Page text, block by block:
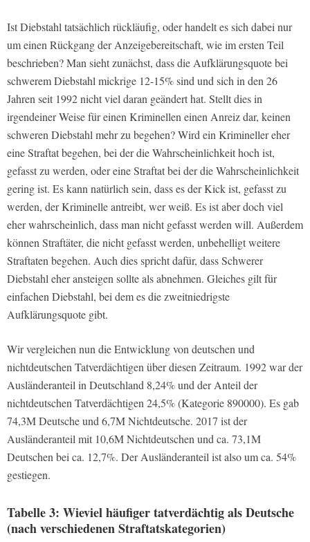
Ist Diebstahl tatsächlich rückläufig, oder handelt es sich dabei nur
um einen Rückgang der Anzeigebereitschaft, wie im ersten Teil
beschrieben? Man sieht zunächst, dass die Aufklärungsquote bei
schwerem Diebstahl mickrige 12-15% sind und sich in den 26
Jahren seit 1992 nicht viel daran geändert hat. Stellt dies in
irgendeiner Weise für einen Kriminellen einen Anreiz dar, keinen
schweren Diebstahl mehr zu begehen? Wird ein Krimineller eher
eine Straftat begehen, bei der die Wahrscheinlichkeit hoch ist,
gefasst zu werden, oder eine Straftat bei der die Wahrscheinlichkeit
gering ist. Es kann natürlich sein, dass es der Kick ist, gefasst zu
werden, der Kriminelle antreibt, wer weiß. Es ist aber doch viel
eher wahrscheinlich, dass man nicht gefasst werden will. Außerdem
können Straftäter, die nicht gefasst werden, unbehelligt weitere
Straftaten begehen. Auch dies spricht dafür, dass Schwerer
Diebstahl eher ansteigen sollte als abnehmen. Gleiches gilt für
einfachen Diebstahl, bei dem es die zweitniedrigste
Aufklärungsquote gibt.
Wir vergleichen nun die Entwicklung von deutschen und
nichtdeutschen Tatverdächtigen über diesen Zeitraum. 1992 war der
Ausländeranteil in Deutschland 8,24% und der Anteil der
nichtdeutschen Tatverdächtigen 24,5% (Kategorie 890000). Es gab
74,3M Deutsche und 6,7M Nichtdeutsche. 2017 ist der
Ausländeranteil mit 10,6M Nichtdeutschen und ca. 73,1M
Deutschen bei ca. 12,7%. Der Ausländeranteil ist also um ca. 54%
gestiegen.
Tabelle 3: Wieviel häufiger tatverdächtig als Deutsche
(nach verschiedenen Straftatskategorien)